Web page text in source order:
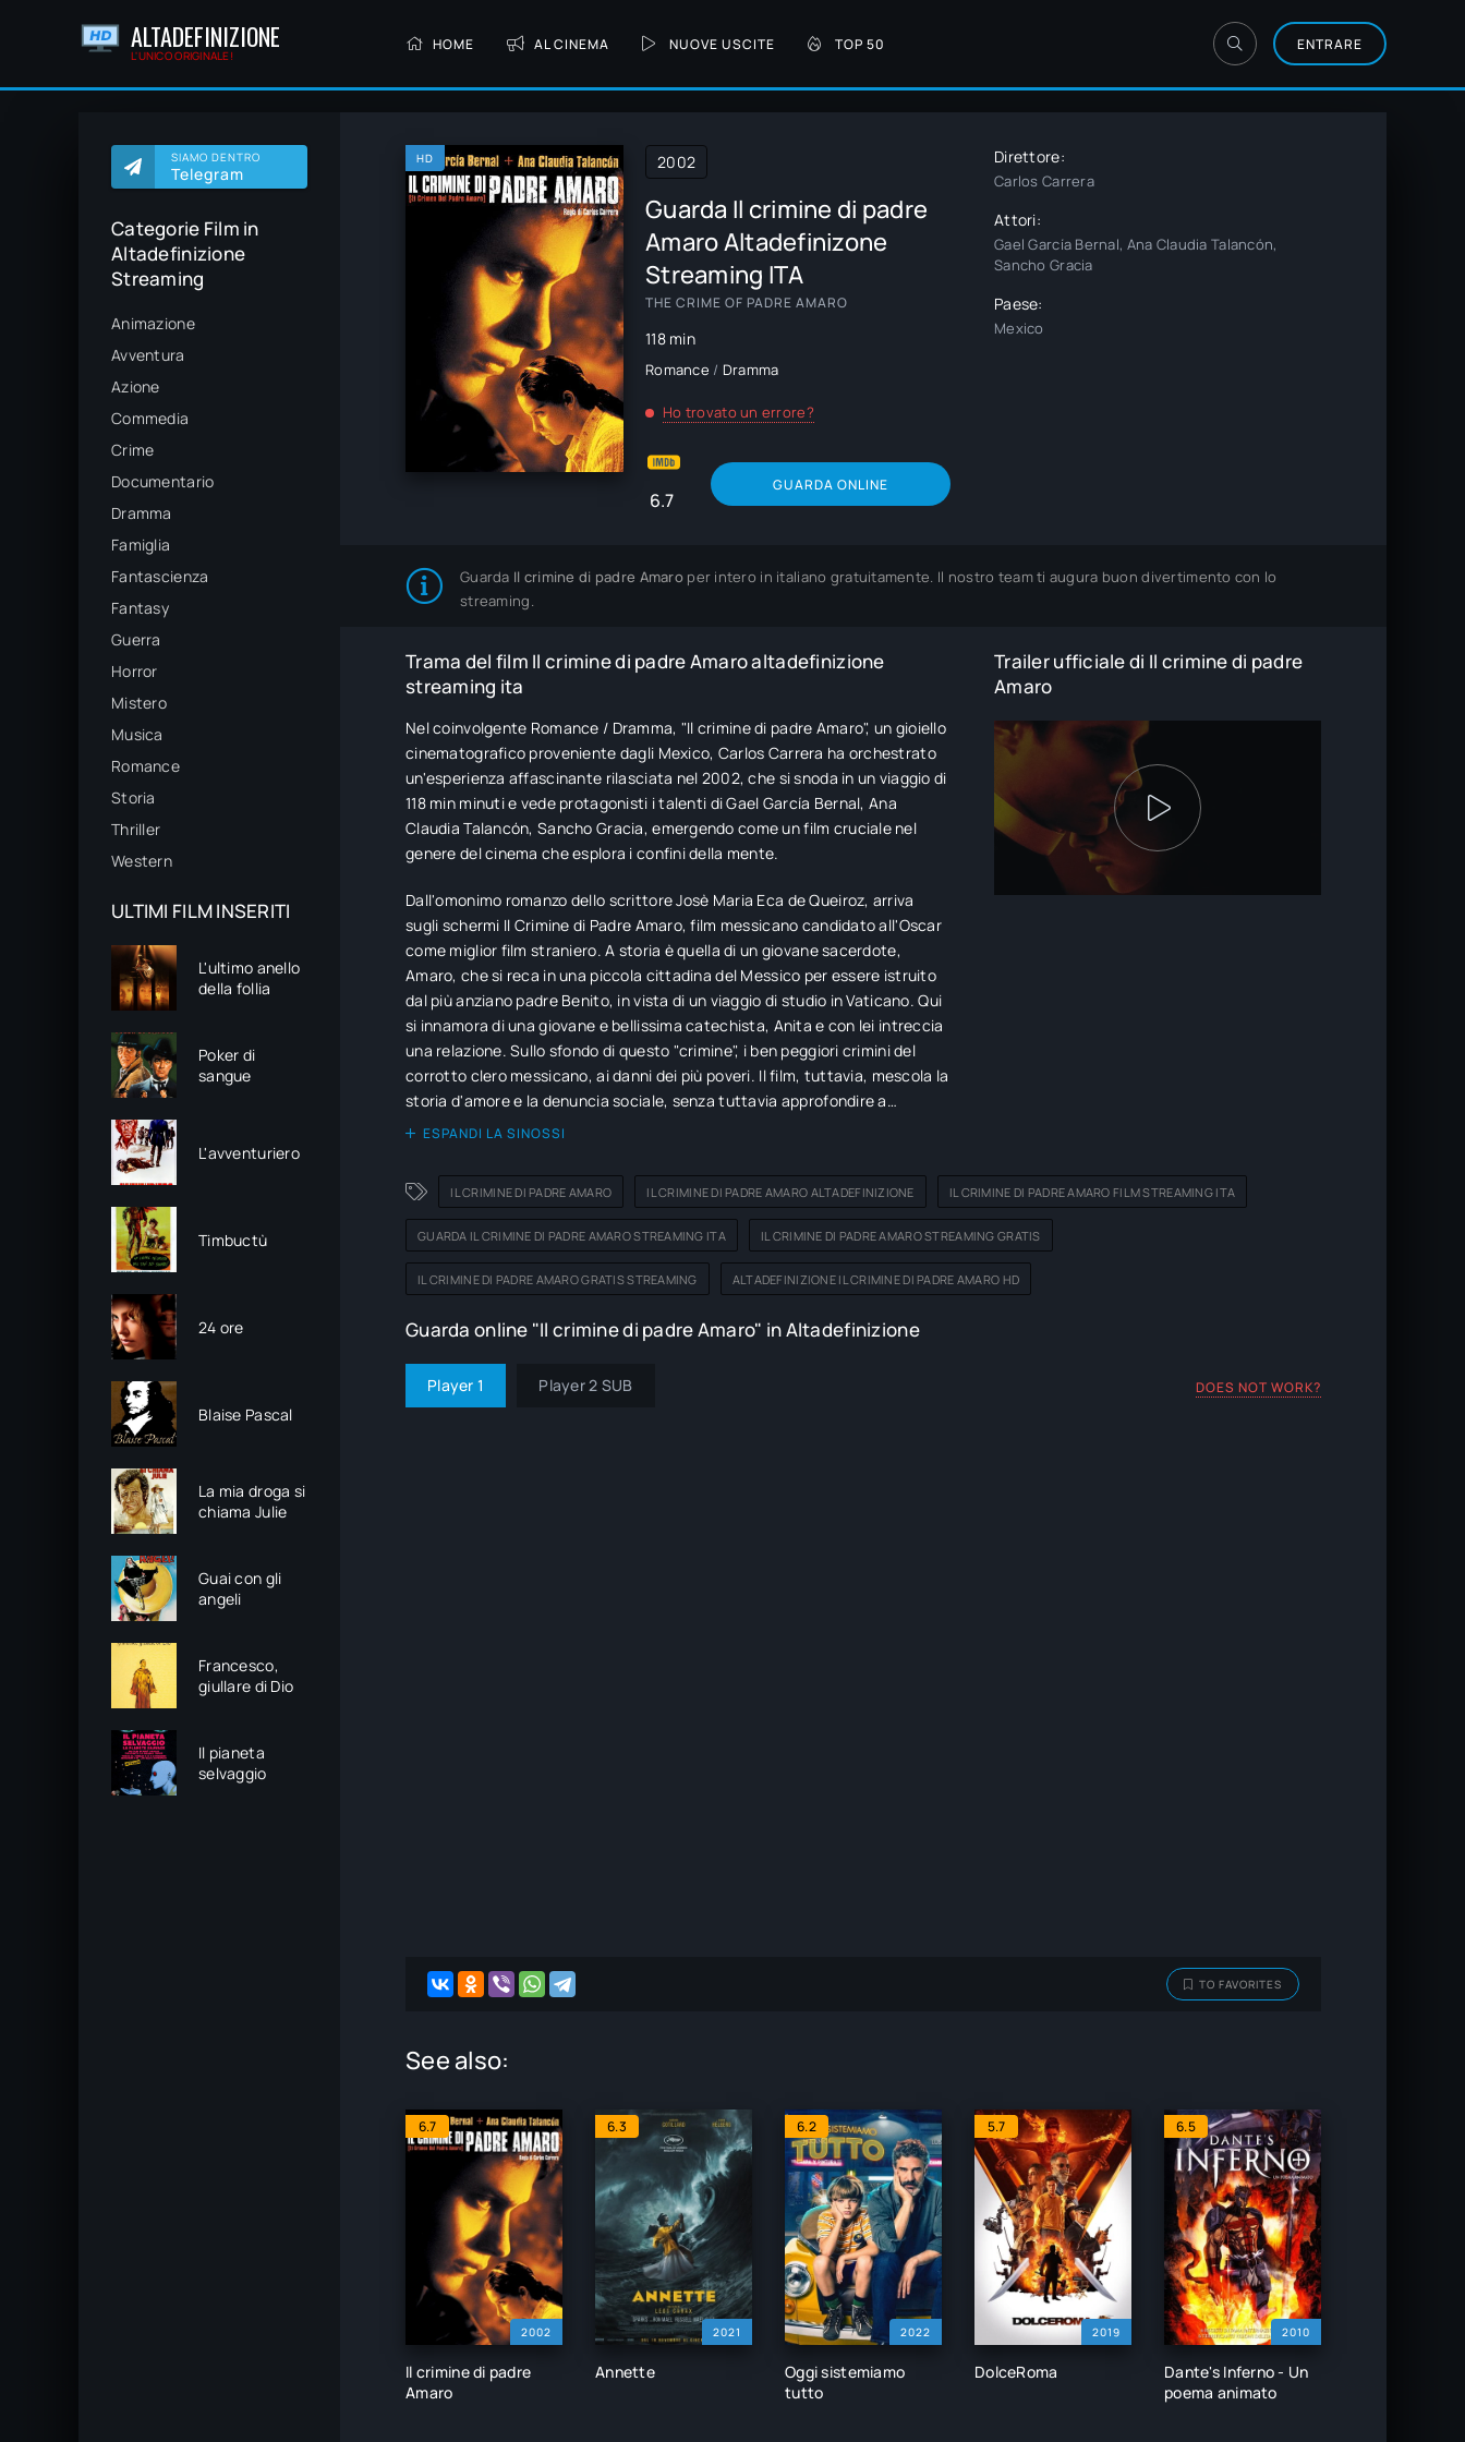
ALTADEFINIZIONE
L'UNICO ORIGINALE!
HOME AL CINEMA NUOVE USCITE TOP 50 ENTRARE
SIAMO DENTRO
Telegram
Categorie Film in
Altadefinizione
Streaming
Animazione
Avventura
Azione
Commedia
Crime
Documentario
Dramma
Famiglia
Fantascienza
Fantasy
Guerra
Horror
Mistero
Musica
Romance
Storia
Thriller
Western
ULTIMI FILM INSERITI
L'ultimo anello
della follia
Poker di
sangue
L'avventuriero
Timbuctù
24 ore
Blaise Pascal
La mia droga si
chiama Julie
Guai con gli
angeli
Francesco,
giullare di Dio
Il pianeta
selvaggio
HD
Guarda Il crimine di padre
Amaro Altadefinizone
Streaming ITA
THE CRIME OF PADRE AMARO
118 min
Romance / Dramma
2002
Ho trovato un errore?
6.7
GUARDA ONLINE
Direttore:
Carlos Carrera
Attori:
Gael García Bernal, Ana Claudia Talancón,
Sancho Gracia
Paese:
Mexico
Guarda Il crimine di padre Amaroper intero in italiano gratuitamente. Il nostro team ti augura buon divertimento con lo
streaming.
Trama del film Il crimine di padre Amaro altadefinizione
streaming ita
Nel coinvolgente Romance / Dramma, "Il crimine di padre Amaro", un gioiello
cinematografico proveniente dagli Mexico, Carlos Carrera ha orchestrato
un'esperienza affascinante rilasciata nel 2002, che si snoda in un viaggio di
118 min minuti e vede protagonisti i talenti di Gael García Bernal, Ana
Claudia Talancón, Sancho Gracia, emergendo come un film cruciale nel
genere del cinema che esplora i confini della mente.
Dall'omonimo romanzo dello scrittore Josè Maria Eca de Queiroz, arriva
sugli schermi Il Crimine di Padre Amaro, film messicano candidato all'Oscar
come miglior film straniero. A storia è quella di un giovane sacerdote,
Amaro, che si reca in una piccola cittadina del Messico per essere istruito
dal più anziano padre Benito, in vista di un viaggio di studio in Vaticano. Qui
si innamora di una giovane e bellissima catechista, Anita e con lei intreccia
una relazione. Sullo sfondo di questo "crimine", i ben peggiori crimini del
corrotto clero messicano, ai danni dei più poveri. Il film, tuttavia, mescola la
storia d'amore e la denuncia sociale, senza tuttavia approfondire a
sufficienza nessuno dei due.
ESPANDI LA SINOSSI
Trailer ufficiale di Il crimine di padre
Amaro
IL CRIMINE DI PADRE AMARO IL CRIMINE DI PADRE AMARO ALTADEFINIZIONE IL CRIMINE DI PADRE AMARO FILM STREAMING ITA
GUARDA IL CRIMINE DI PADRE AMARO STREAMING ITA IL CRIMINE DI PADRE AMARO STREAMING GRATIS
IL CRIMINE DI PADRE AMARO GRATIS STREAMING ALTADEFINIZIONE IL CRIMINE DI PADRE AMARO HD
Guarda online "Il crimine di padre Amaro" in Altadefinizione
Player 1 Player 2 SUB DOES NOT WORK?
TO FAVORITES
See also:
2002
6.7
Il crimine di padre
Amaro
2021
6.3
Annette
2022
6.2
Oggi sistemiamo
tutto
2019
5.7
DolceRoma
2010
6.5
Dante's Inferno - Un
poema animato